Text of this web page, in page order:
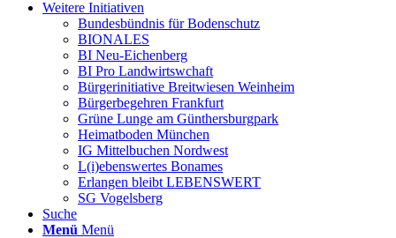
Weitere Initiativen
Bundesbündnis für Bodenschutz
BIONALES
BI Neu-Eichenberg
BI Pro Landwirtswchaft
Bürgerinitiative Breitwiesen Weinheim
Bürgerbegehren Frankfurt
Grüne Lunge am Günthersburgpark
Heimatboden München
IG Mittelbuchen Nordwest
L(i)ebenswertes Bonames
Erlangen bleibt LEBENSWERT
SG Vogelsberg
Suche
Menü Menü